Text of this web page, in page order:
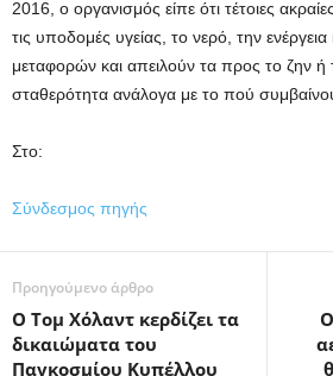
2016, ο οργανισμός είπε ότι τέτοιες
τις υποδομές υγείας, το νερό, την
μεταφορών και απειλούν τα προς το ζην ή
σταθερότητα ανάλογα με το πού
Στο:
Σύνδεσμος πηγής
Προηγούμενο άρθρο
Ο Τομ Χόλαντ κερδίζει τα
δικαιώματα του
Παγκοσμίου Κυπέλλου